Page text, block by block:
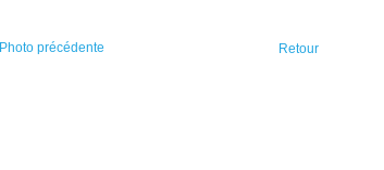
Photo précédente Retour